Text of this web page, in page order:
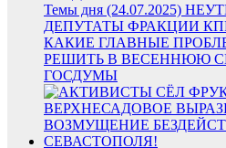
Темы дня (24.07.2025)
ДЕПУТАТЫ ФРАКЦИИ
КАКИЕ ГЛАВНЫЕ
РЕШИТЬ В ВЕСЕННЮЮ
ГОСДУМЫ